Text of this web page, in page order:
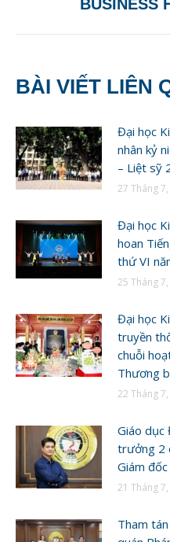
BUSINESS
BÀI VIẾT LIÊN
Đại học
nhân kỷ
– Liệt sỹ
27 Tháng
Đại học
hoan
thứ VI
25 Tháng
Đại học
truyền
chuỗi
Thương
22 Tháng
Giáo dục
trưởng 2
Giám
21 Tháng
Tham